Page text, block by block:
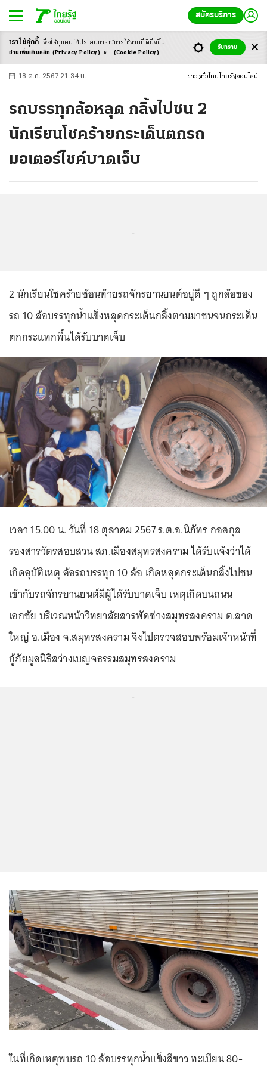
สมัครบริการ
-ก ก ก+
18 ต.ค. 2567 21:34 น. ข่าว ทั่วไทย ไทยรัฐออนไลน์
รถบรรทุกล้อหลุด กลิ้งไปชน 2
นักเรียนโชคร้ายกระเด็นตกรถ
มอเตอร์ไซค์บาดเจ็บ
2 นักเรียนโชคร้ายซ้อนท้ายรถจักรยานยนต์อยู่ดี ๆ ถูกล้อของ
รถ 10 ล้อบรรทุกน้ำแข็งหลุดกระเด็นกลิ้งตามมาชนจนกระเด็น
ตกกระแทกพื้นได้รับบาดเจ็บ
เวลา 15.00 น. วันที่ 18 ตุลาคม 2567 ร.ต.อ.นิภัทร กอสกุล
รองสารวัตรสอบสวน สภ.เมืองสมุทรสงคราม ได้รับแจ้งว่าได้
เกิดอุบัติเหตุ ล้อรถบรรทุก 10 ล้อ เกิดหลุดกระเด็นกลิ้งไปชน
เข้ากับรถจักรยานยนต์มีผู้ได้รับบาดเจ็บ เหตุเกิดบนถนน
เอกชัย บริเวณหน้าวิทยาลัยสารพัดช่างสมุทรสงคราม ต.ลาด
ใหญ่ อ.เมือง จ.สมุทรสงคราม จึงไปตรวจสอบพร้อมเจ้าหน้าที่
กู้ภัยมูลนิธิสว่างเบญจธรรมสมุทรสงคราม
ในที่เกิดเหตุพบรถ 10 ล้อบรรทุกน้ำแข็งสีขาว ทะเบียน 80-
เราใช้คุ้กกี้ เพื่อให้ทุกคนได้ประสบการณ์การใช้งานที่ดียิ่งขึ้น
อ่านเพิ่มเติมคลิก (Privacy Policy) และ (Cookie Policy)
รับทราบ